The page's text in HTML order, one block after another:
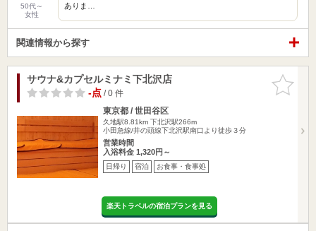
50代～
女性
ありま…
関連情報から探す
お気に入
りに追加
サウナ&カプセルミナミ下北沢店
-点/ 0 件
東京都 / 世田谷区
久地駅8.81km 下北沢駅266m
小田急線/井の頭線下北沢駅南口より徒歩３分
営業時間
入浴料金 1,320円～
日帰り 宿泊 お食事・食事処
楽天トラベルの宿泊プランを見る